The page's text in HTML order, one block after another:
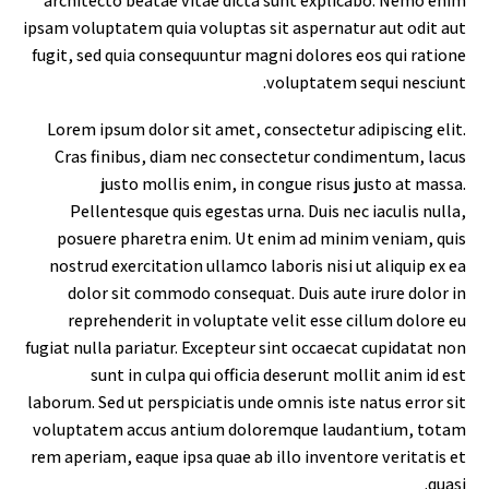
ipsam voluptatem quia voluptas sit aspernatur aut odit aut
fugit, sed quia consequuntur magni dolores eos qui ratione
voluptatem sequi nesciunt.
Lorem ipsum dolor sit amet, consectetur adipiscing elit.
Cras finibus, diam nec consectetur condimentum, lacus
justo mollis enim, in congue risus justo at massa.
Pellentesque quis egestas urna. Duis nec iaculis nulla,
posuere pharetra enim. Ut enim ad minim veniam, quis
nostrud exercitation ullamco laboris nisi ut aliquip ex ea
dolor sit commodo consequat. Duis aute irure dolor in
reprehenderit in voluptate velit esse cillum dolore eu
fugiat nulla pariatur. Excepteur sint occaecat cupidatat non
sunt in culpa qui officia deserunt mollit anim id est
laborum. Sed ut perspiciatis unde omnis iste natus error sit
voluptatem accus antium doloremque laudantium, totam
rem aperiam, eaque ipsa quae ab illo inventore veritatis et
quasi.